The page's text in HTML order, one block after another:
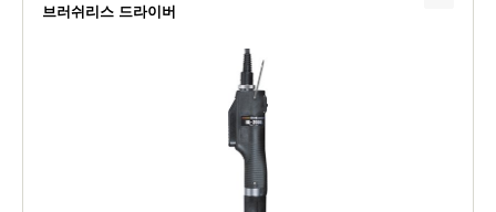
브러쉬리스 드라이버